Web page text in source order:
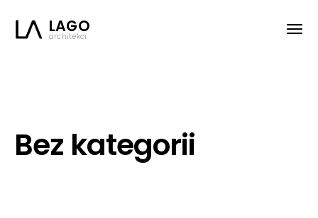
LAGO
architekci
Bez kategorii